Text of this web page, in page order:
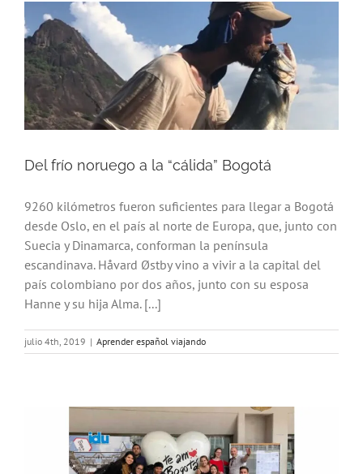
Del frío noruego a la “cálida” Bogotá
9260 kilómetros fueron suficientes para llegar a Bogotá
desde Oslo, en el país al norte de Europa, que, junto con
Suecia y Dinamarca, conforman la península
escandinava. Håvard Østby vino a vivir a la capital del
país colombiano por dos años, junto con su esposa
Hanne y su hija Alma. [...]
julio 4th, 2019 | Aprender español viajando